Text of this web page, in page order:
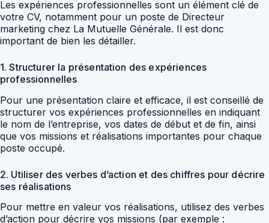
Les expériences professionnelles sont un élément clé de
votre CV, notamment pour un poste de Directeur
marketing chez La Mutuelle Générale. Il est donc
important de bien les détailler.
1. Structurer la présentation des expériences
professionnelles
Pour une présentation claire et efficace, il est conseillé de
structurer vos expériences professionnelles en indiquant
le nom de l’entreprise, vos dates de début et de fin, ainsi
que vos missions et réalisations importantes pour chaque
poste occupé.
2. Utiliser des verbes d’action et des chiffres pour décrire
ses réalisations
Pour mettre en valeur vos réalisations, utilisez des verbes
d’action pour décrire vos missions (par exemple :